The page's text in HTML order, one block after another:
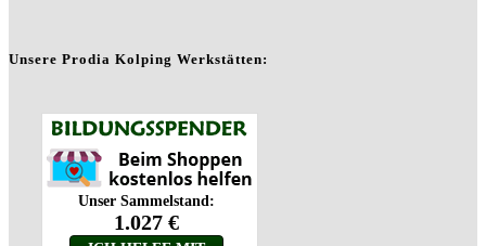
Unsere Prodia Kolping Werkstätten: